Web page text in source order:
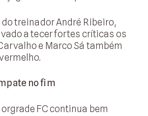
treinador André Ribeiro,
a tecer fortes críticas os
e Marco Sá também
no fim
FC continua bem